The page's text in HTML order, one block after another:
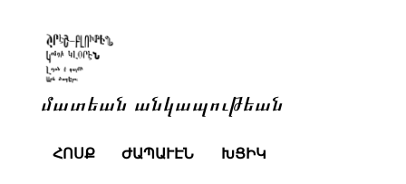
մատեան անկապութեան
ՀՈՍՔ ԺԱՊԱՒԷՆ ԽՑԻԿ